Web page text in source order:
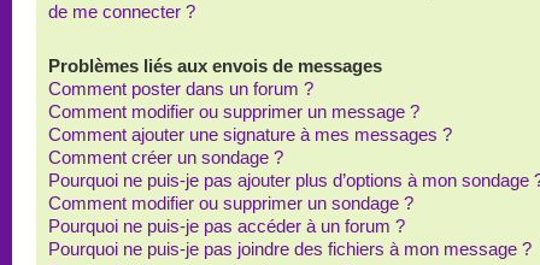
de me connecter ?
Problèmes liés aux envois de messages
Comment poster dans un forum ?
Comment modifier ou supprimer un message ?
Comment ajouter une signature à mes messages ?
Comment créer un sondage ?
Pourquoi ne puis-je pas ajouter plus d’options à mon sondage
Comment modifier ou supprimer un sondage ?
Pourquoi ne puis-je pas accéder à un forum ?
Pourquoi ne puis-je pas joindre des fichiers à mon message ?